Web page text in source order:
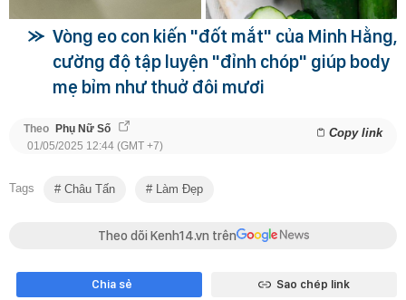
Vòng eo con kiến "đốt mắt" của Minh Hằng,
cường độ tập luyện "đỉnh chóp" giúp body
mẹ bỉm như thuở đôi mươi
Theo Phụ Nữ Số Copy link
01/05/2025 12:44 (GMT +7)
Tags Châu Tấn Làm Đẹp
Theo dõi Kenh14.vn trên
Chia sẻ Sao chép link